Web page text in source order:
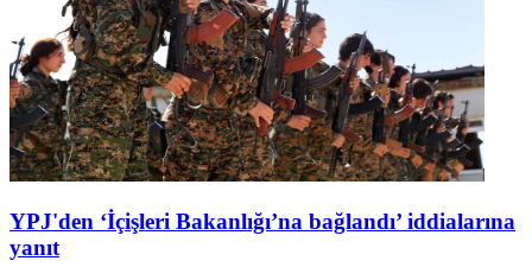
YPJ'den ‘İçişleri Bakanlığı’na bağlandı’ iddialarına
yanıt